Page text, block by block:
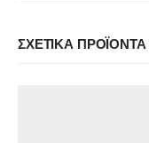
ΣΧΕΤΙΚΆ ΠΡΟΪΌΝΤΑ